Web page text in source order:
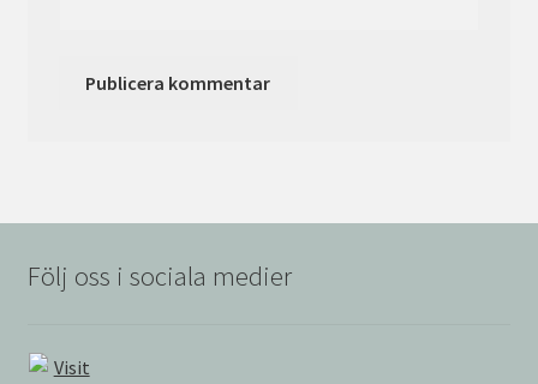
Följ oss i sociala medier